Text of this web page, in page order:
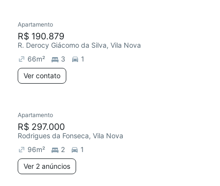
Apartamento
R$ 190.879
R. Derocy Giácomo da Silva, Vila Nova
66m² 3
1
Ver contato
Apartamento
R$ 297.000
Rodrigues da Fonseca, Vila Nova
96m² 2
1
Ver 2 anúncios